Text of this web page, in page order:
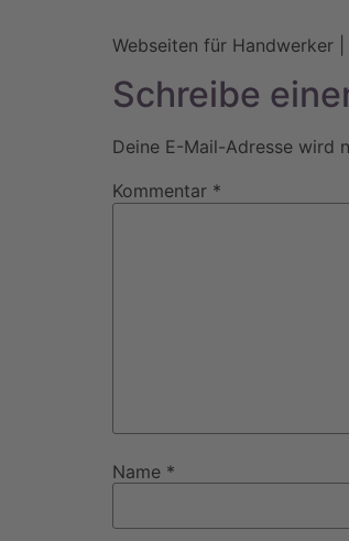
Webseiten für Handwerker
Schreibe
Deine E-Mail-Adresse wird
Kommentar *
Name *